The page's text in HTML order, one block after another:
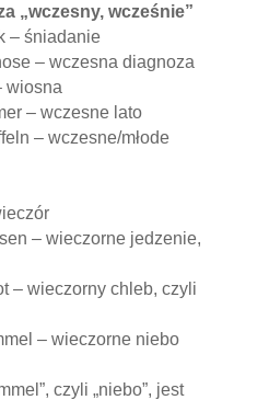
„wczesny, wcześnie”
– śniadanie
– wczesna diagnoza
wiosna
– wczesne lato
– wczesne/młode
– wieczorne jedzenie,
– wieczorny chleb, czyli
– wieczorne niebo
czyli „niebo”, jest